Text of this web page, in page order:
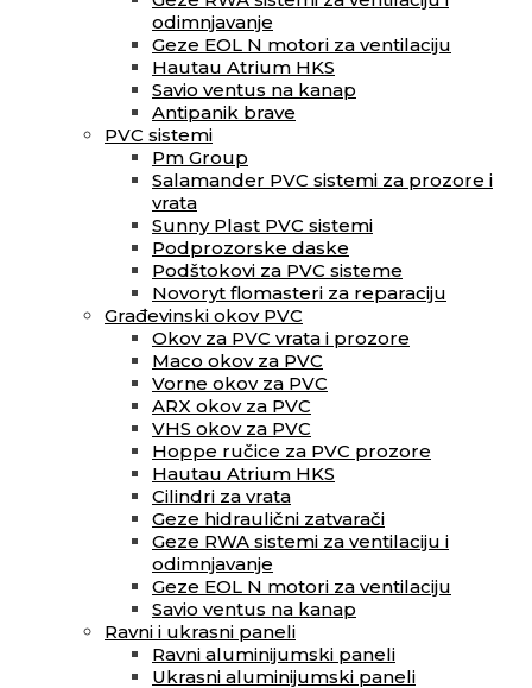
odimnjavanje
Geze EOL N motori za ventilaciju
Hautau Atrium HKS
Savio ventus na kanap
Antipanik brave
PVC sistemi
Pm Group
Salamander PVC sistemi za prozore i
vrata
Sunny Plast PVC sistemi
Podprozorske daske
Podštokovi za PVC sisteme
Novoryt flomasteri za reparaciju
Građevinski okov PVC
Okov za PVC vrata i prozore
Maco okov za PVC
Vorne okov za PVC
ARX okov za PVC
VHS okov za PVC
Hoppe ručice za PVC prozore
Hautau Atrium HKS
Cilindri za vrata
Geze hidraulični zatvarači
Geze RWA sistemi za ventilaciju i
odimnjavanje
Geze EOL N motori za ventilaciju
Savio ventus na kanap
Ravni i ukrasni paneli
Ravni aluminijumski paneli
Ukrasni aluminijumski paneli